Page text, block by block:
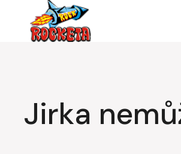
Jirka